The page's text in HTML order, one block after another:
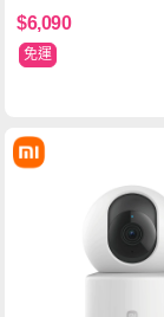
$6,090
免運